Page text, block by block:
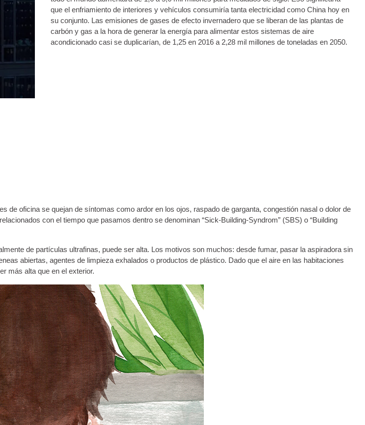
que el enfriamiento de interiores y vehículos consumiría tanta electricidad como China hoy en
su conjunto. Las emisiones de gases de efecto invernadero que se liberan de las plantas de
carbón y gas a la hora de generar la energía para alimentar estos sistemas de aire
acondicionado casi se duplicarían, de 1,25 en 2016 a 2,28 mil millones de toneladas en 2050.
de oficina se quejan de síntomas como ardor en los ojos, raspado de garganta, congestión nasal o dolor de
con el tiempo que pasamos dentro se denominan “Sick-Building-Syndrom” (SBS) o “Building
de partículas ultrafinas, puede ser alta. Los motivos son muchos: desde fumar, pasar la aspiradora sin
abiertas, agentes de limpieza exhalados o productos de plástico. Dado que el aire en las habitaciones
más alta que en el exterior.